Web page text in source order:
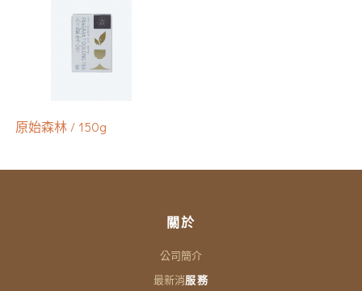
原始森林 / 150g
關於
公司簡介
最新消服務